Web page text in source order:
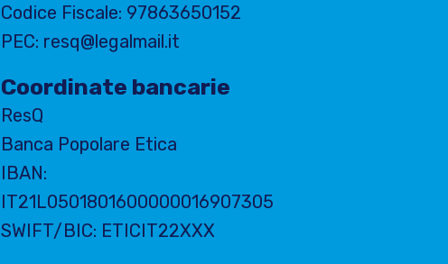
Codice Fiscale: 97863650152
PEC: resq@legalmail.it
Coordinate bancarie
ResQ
Banca Popolare Etica
IBAN:
IT21L0501801600000016907305
SWIFT/BIC: ETICIT22XXX